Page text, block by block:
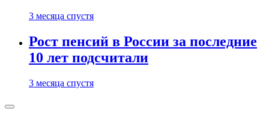
3 месяца спустя
Рост пенсий в России за последние
10 лет подсчитали
3 месяца спустя